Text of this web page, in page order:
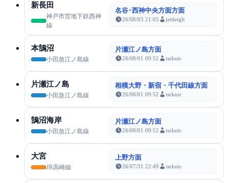
新長田
神戸市営地下鉄西神
線
名谷･西神中央方面方面
26/08/03 21:05 jettleigh
本鵠沼
小田急江ノ島線
片瀬江ノ島方面
26/08/01 09:52 tsrknic
片瀬江ノ島
小田急江ノ島線
相模大野・新宿・千代田線方面
26/08/01 09:52 tsrknic
鵠沼海岸
小田急江ノ島線
片瀬江ノ島方面
26/08/01 09:52 tsrknic
大宮
JR高崎線
上野方面
26/07/31 22:49 tsrknic